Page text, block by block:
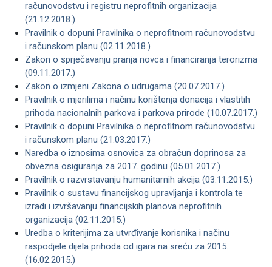
računovodstvu i registru neprofitnih organizacija
(21.12.2018.)
Pravilnik o dopuni Pravilnika o neprofitnom računovodstvu
i računskom planu (02.11.2018.)
Zakon o sprječavanju pranja novca i financiranja terorizma
(09.11.2017.)
Zakon o izmjeni Zakona o udrugama (20.07.2017.)
Pravilnik o mjerilima i načinu korištenja donacija i vlastitih
prihoda nacionalnih parkova i parkova prirode (10.07.2017.)
Pravilnik o dopuni Pravilnika o neprofitnom računovodstvu
i računskom planu (21.03.2017.)
Naredba o iznosima osnovica za obračun doprinosa za
obvezna osiguranja za 2017. godinu (05.01.2017.)
Pravilnik o razvrstavanju humanitarnih akcija (03.11.2015.)
Pravilnik o sustavu financijskog upravljanja i kontrola te
izradi i izvršavanju financijskih planova neprofitnih
organizacija (02.11.2015.)
Uredba o kriterijima za utvrđivanje korisnika i načinu
raspodjele dijela prihoda od igara na sreću za 2015.
(16.02.2015.)